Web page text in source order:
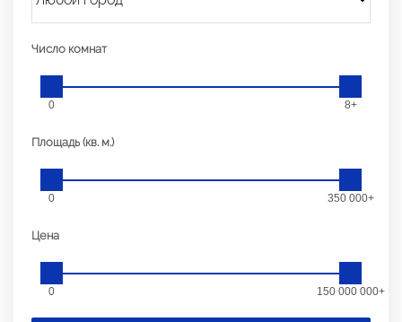
Число комнат
0 8+
Площадь (кв. м.)
0 350 000+
Цена
0 150 000 000+